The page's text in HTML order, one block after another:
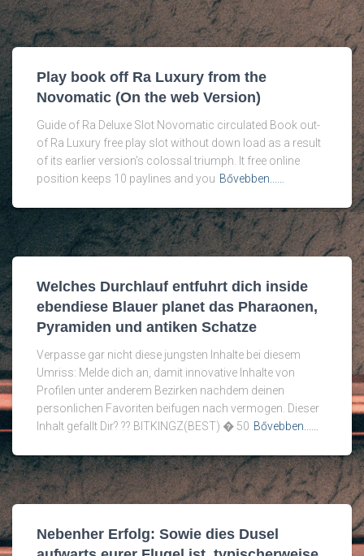
Play book off Ra Luxury from the
Novomatic (On the web Version)
Guide of Ra Deluxe Slot Novomatic circulated Book out-
of Ra Luxury free play slot without down load as a result
of its earlier version’s colossal triumph. It free online
position keeps 10 paylines and you Bővebben...…
Welches Durchlauf entfuhrt dich inside
ebendiese Blauer planet das Pharaonen,
Pyramiden und antiken Schatze
Verpasse gar nicht diese jungsten Inhalte bei diesem
Umriss: Melde dich an, damit innovative Inhalte von
Profilen unter anderem Bezirken nachdem deinen
personlichen Favoriten beifugen nach vermogen. Dieser
Inhalt gefallt Dir? ?? BITKINGZ(BEST) � 50 Bővebben...…
Nebenher Erfolg: Sowie dies Dusel